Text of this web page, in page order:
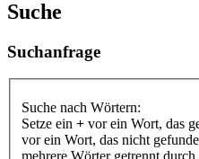
Suche
Suchanfrage
Suche nach Wörtern:
Setze ein + vor ein Wort, das
vor ein Wort, das nicht
mehrere Wörter getrennt durch